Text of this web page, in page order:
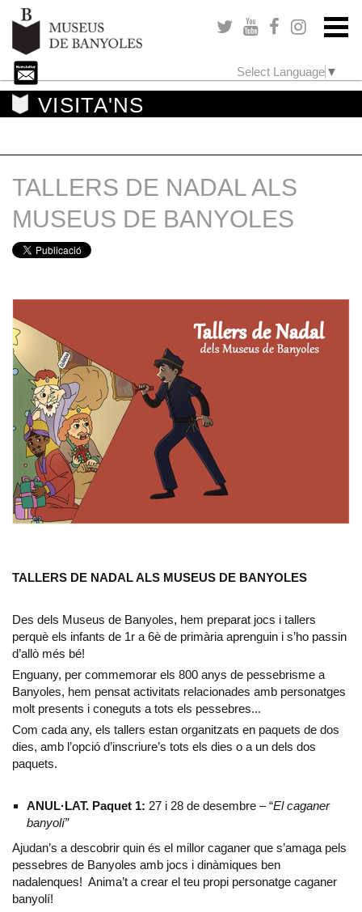
Select Language ▼
VISITA'NS
TALLERS DE NADAL ALS
MUSEUS DE BANYOLES
TALLERS DE NADAL ALS MUSEUS DE BANYOLES
Des dels Museus de Banyoles, hem preparat jocs i tallers
perquè els infants de 1r a 6è de primària aprenguin i s’ho passin
d’allò més bé!
Enguany, per commemorar els 800 anys de pessebrisme a
Banyoles, hem pensat activitats relacionades amb personatges
molt presents i coneguts a tots els pessebres...
Com cada any, els tallers estan organitzats en paquets de dos
dies, amb l’opció d’inscriure’s tots els dies o a un dels dos
paquets.
ANUL·LAT. Paquet 1: 27 i 28 de desembre – “El caganer
banyolí”
Ajudan’s a descobrir quin és el millor caganer que s’amaga pels
pessebres de Banyoles amb jocs i dinàmiques ben
nadalenques! Anima’t a crear el teu propi personatge caganer
banyolí!